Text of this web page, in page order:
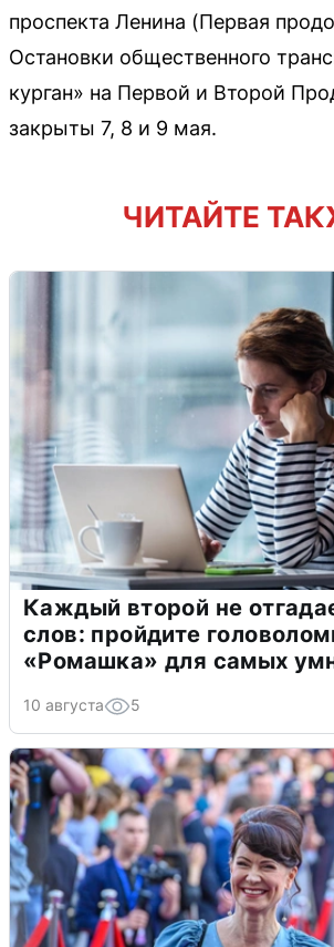
проспекта Ленина (Первая
Остановки общественного
курган» на Первой и Второй
закрыты 7, 8 и 9 мая.
ЧИТАЙТЕ
Каждый второй не
слов: пройдите
«Ромашка» для самых
10 августа 5